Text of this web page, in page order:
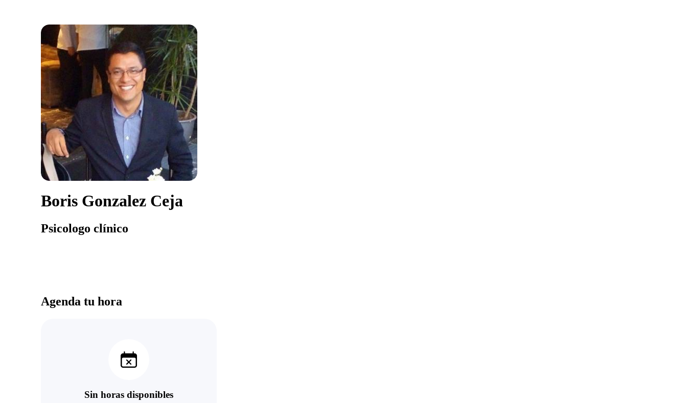
Boris Gonzalez Ceja
Psicologo clínico
Agenda tu hora
Sin horas disponibles